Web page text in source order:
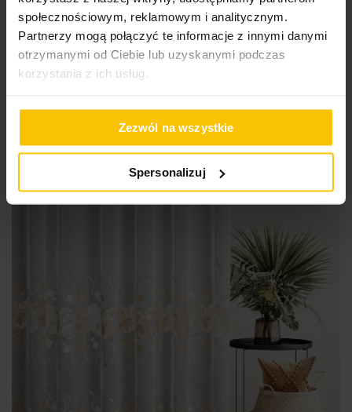
społecznościowym, reklamowym i analitycznym.
Partnerzy mogą połączyć te informacje z innymi danymi
otrzymanymi od Ciebie lub uzyskanymi podczas
korzystania z ich usług.
Zezwól na wszystkie
Spersonalizuj
na markizecie z haftem
Przykładowy rozmiar: 140 x 250 cm (szer. przed zmarszczeniem x
250 cm wys.)
176,44 zł
Wybierz rozmiar i sposób zawieszenia